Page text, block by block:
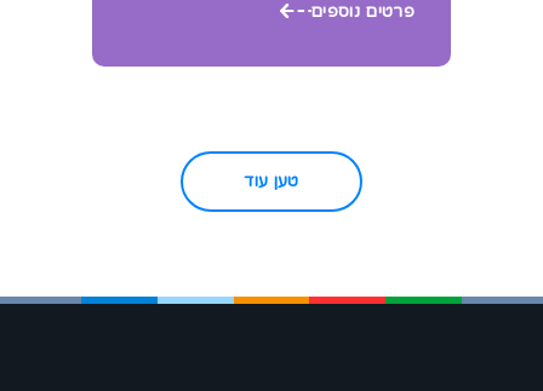
פרטים נוספים
טען עוד